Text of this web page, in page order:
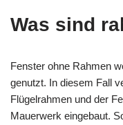
Was sind
Fenster ohne Rahmen
genutzt. In diesem Fall
Flügelrahmen und der
Mauerwerk eingebaut.